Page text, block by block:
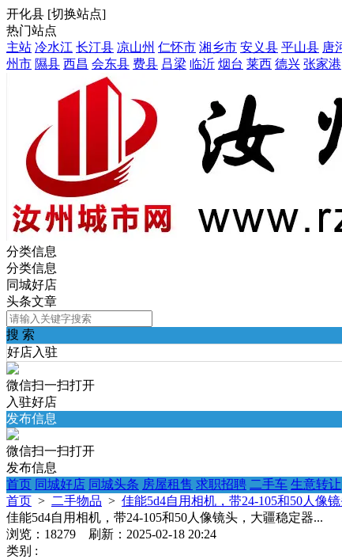
开化县 [切换站点]
热门站点
主站 冷水江 长汀县 凉山州 仁怀市 湘乡市 安义县 平山县 唐
州市 隰县 西昌 会东县 费县 吕梁 临沂 烟台 莱西 德兴 张家港
分类信息
分类信息
同城好店
头条文章
搜 索
好店入驻
微信扫一扫打开
入驻好店
发布信息
微信扫一扫打开
发布信息
首页 同城好店 同城头条 房屋租售 求职招聘 二手车 生意转让
首页 > 二手物品 > 佳能5d4自用相机，带24-105和50人像
佳能5d4自用相机，带24-105和50人像镜头，大疆稳定器...
浏览：18279 刷新：2025-02-18 20:24
类别 :